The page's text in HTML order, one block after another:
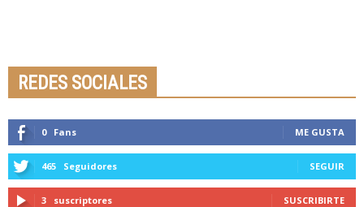
REDES SOCIALES
0 Fans ME GUSTA
465 Seguidores SEGUIR
3 suscriptores SUSCRIBIRTE